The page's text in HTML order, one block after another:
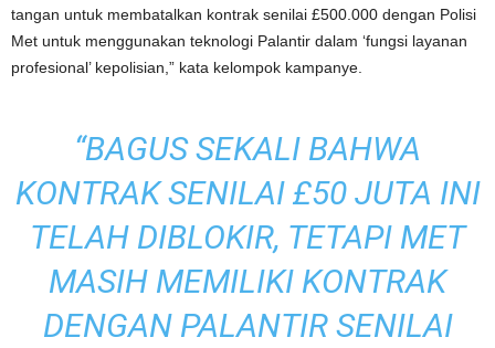
tangan untuk membatalkan kontrak senilai £500.000 dengan Polisi
Met untuk menggunakan teknologi Palantir dalam ‘fungsi layanan
profesional’ kepolisian,” kata kelompok kampanye.
“BAGUS SEKALI BAHWA
KONTRAK SENILAI £50 JUTA INI
TELAH DIBLOKIR, TETAPI MET
MASIH MEMILIKI KONTRAK
DENGAN PALANTIR SENILAI